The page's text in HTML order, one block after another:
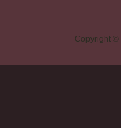
Copyright ©